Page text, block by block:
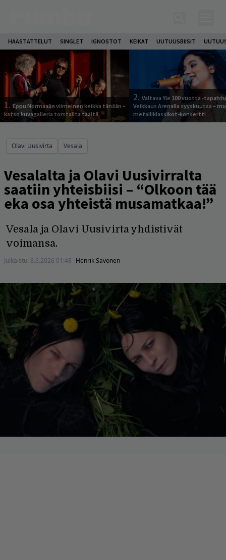
HAASTATTELUT SINGLET IGNOSTOT KEIKAT UUTUUSBIISIT
1. Eppu Normaalin viimeinen keikka tänään –
katso kuvagalleria torstailta täältä
2. Valtava Yle 100 vuotta -
Veikkaus Arenalla syyskuussa –
metalliklassikot-konsertti
Olavi Uusivirta Vesala
Vesalalta ja Olavi Uusivirralta
saatiin yhteisbiisi – “Olkoon tää
eka osa yhteistä musamatkaa!”
Vesala ja Olavi Uusivirta yhdistivät
voimansa.
Julkaistu: 8.6.2026 01:48 Henrik Savonen